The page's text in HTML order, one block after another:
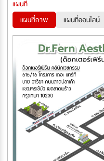
แผนที่
แผนที่ภาพ
แผนที่ออนไลน์